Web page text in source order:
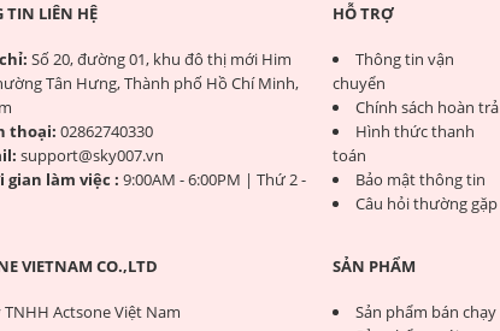
TIN LIÊN HỆ
Số 20, đường 01, khu đô thị mới Him
Tân Hưng, Thành phố Hồ Chí Minh,
thoại: 02862740330
support@sky007.vn
gian làm việc : 9:00AM - 6:00PM | Thứ 2 -
VIETNAM CO.,LTD
TNHH Actsone Việt Nam
HỖ TRỢ
Thông tin vận
chuyển
Chính sách hoàn trả
Hình thức thanh
toán
Bảo mật thông tin
Câu hỏi thường gặp
SẢN PHẨM
Sản phẩm bán chạy